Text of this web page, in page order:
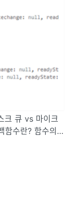
크 큐 vs 마이크
수란? 함수의
라고 부른다.